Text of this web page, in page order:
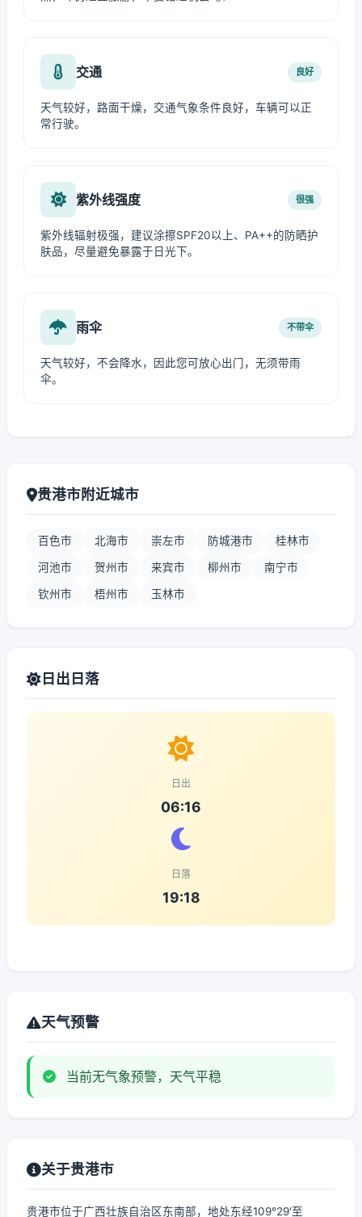
交通 良好
天气较好，路面干燥，交通气象条件良好，车辆可以正
常行驶。
紫外线强度 很强
紫外线辐射极强，建议涂擦SPF20以上、PA++的防晒护
肤品，尽量避免暴露于日光下。
雨伞 不带伞
天气较好，不会降水，因此您可放心出门，无须带雨
伞。
贵港市附近城市
百色市 北海市 崇左市 防城港市 桂林市
河池市 贺州市 来宾市 柳州市 南宁市
钦州市 梧州市 玉林市
日出日落
日出
06:16
日落
19:18
天气预警
当前无气象预警，天气平稳
关于贵港市
贵港市位于广西壮族自治区东南部，地处东经109°29′至